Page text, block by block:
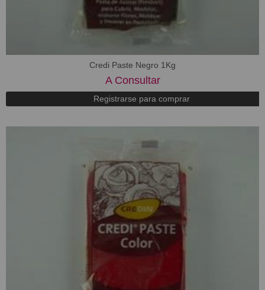
Credi Paste Negro 1Kg
A Consultar
Registrarse para comprar